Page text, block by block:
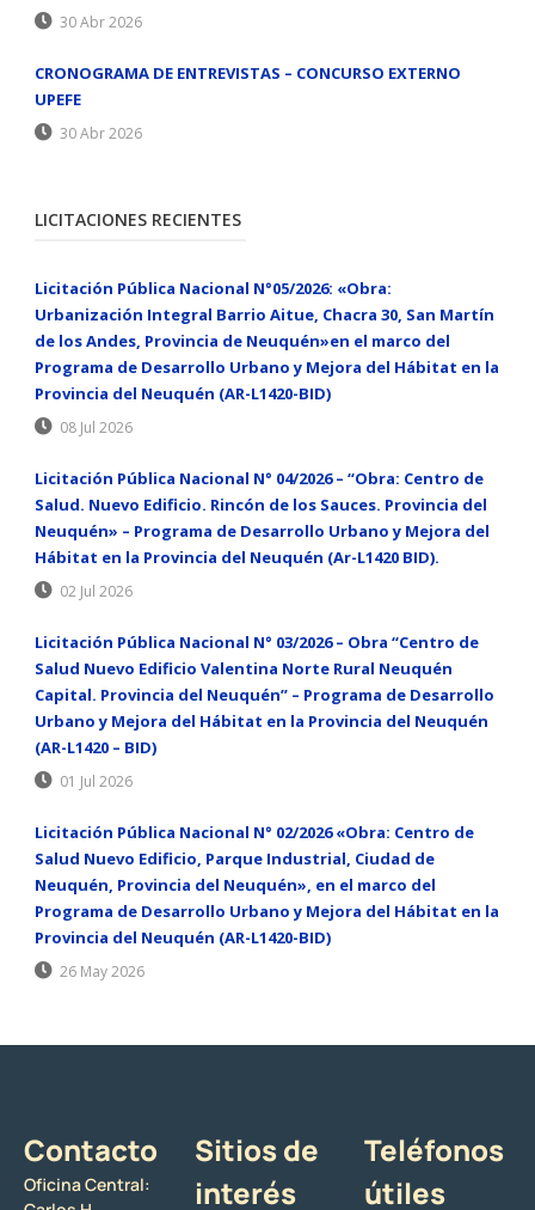
30 Abr 2026
CRONOGRAMA DE ENTREVISTAS – CONCURSO EXTERNO
UPEFE
30 Abr 2026
LICITACIONES RECIENTES
Licitación Pública Nacional N°05/2026: «Obra:
Urbanización Integral Barrio Aitue, Chacra 30, San Martín
de los Andes, Provincia de Neuquén»en el marco del
Programa de Desarrollo Urbano y Mejora del Hábitat en la
Provincia del Neuquén (AR-L1420-BID)
08 Jul 2026
Licitación Pública Nacional N° 04/2026 – “Obra: Centro de
Salud. Nuevo Edificio. Rincón de los Sauces. Provincia del
Neuquén» – Programa de Desarrollo Urbano y Mejora del
Hábitat en la Provincia del Neuquén (Ar-L1420 BID).
02 Jul 2026
Licitación Pública Nacional N° 03/2026 – Obra “Centro de
Salud Nuevo Edificio Valentina Norte Rural Neuquén
Capital. Provincia del Neuquén” – Programa de Desarrollo
Urbano y Mejora del Hábitat en la Provincia del Neuquén
(AR-L1420 – BID)
01 Jul 2026
Licitación Pública Nacional N° 02/2026 «Obra: Centro de
Salud Nuevo Edificio, Parque Industrial, Ciudad de
Neuquén, Provincia del Neuquén», en el marco del
Programa de Desarrollo Urbano y Mejora del Hábitat en la
Provincia del Neuquén (AR-L1420-BID)
26 May 2026
Contacto
Oficina Central:
Sitios de
interés
Teléfonos
útiles